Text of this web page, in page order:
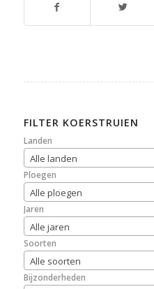
FILTER KOERSTRUIEN
Landen
Alle landen
Ploegen
Alle ploegen
Jaren
Alle jaren
Soorten
Alle soorten
Bijzonderheden